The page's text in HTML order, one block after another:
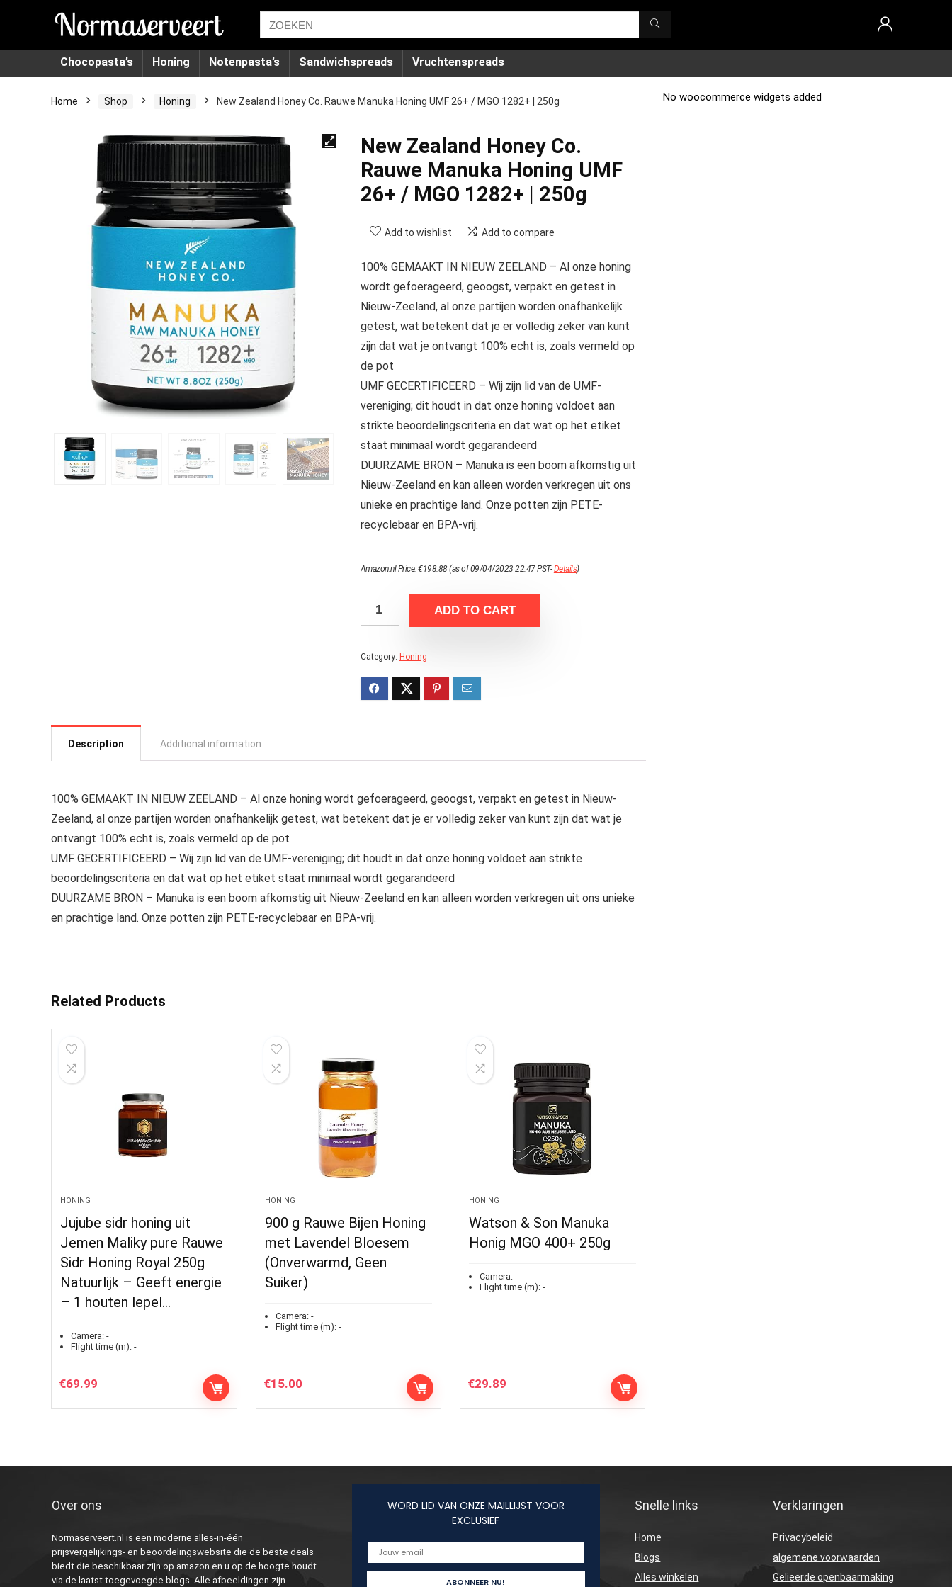
Chocopasta’s Honing Notenpasta’s Sandwichspreads Vruchtenspreads
Home Shop Honing New Zealand Honey Co. Rauwe Manuka Honing UMF 26+ / MGO 1282+ | 250g
New Zealand Honey Co.
Rauwe Manuka Honing UMF
26+ / MGO 1282+ | 250g
Add to wishlist Add to compare
100% GEMAAKT IN NIEUW ZEELAND – Al onze honing
wordt gefoerageerd, geoogst, verpakt en getest in
Nieuw-Zeeland, al onze partijen worden onafhankelijk
getest, wat betekent dat je er volledig zeker van kunt
zijn dat wat je ontvangt 100% echt is, zoals vermeld op
de pot
UMF GECERTIFICEERD – Wij zijn lid van de UMF-
vereniging; dit houdt in dat onze honing voldoet aan
strikte beoordelingscriteria en dat wat op het etiket
staat minimaal wordt gegarandeerd
DUURZAME BRON – Manuka is een boom afkomstig uit
Nieuw-Zeeland en kan alleen worden verkregen uit ons
unieke en prachtige land. Onze potten zijn PETE-
recyclebaar en BPA-vrij.
Amazon.nl Price:€198.88(as of 09/04/2023 22:47 PST-Details)
ADD TO CART
Category: Honing
Description Additional information
100% GEMAAKT IN NIEUW ZEELAND – Al onze honing wordt gefoerageerd, geoogst, verpakt en getest in Nieuw-
Zeeland, al onze partijen worden onafhankelijk getest, wat betekent dat je er volledig zeker van kunt zijn dat wat je
ontvangt 100% echt is, zoals vermeld op de pot
UMF GECERTIFICEERD – Wij zijn lid van de UMF-vereniging; dit houdt in dat onze honing voldoet aan strikte
beoordelingscriteria en dat wat op het etiket staat minimaal wordt gegarandeerd
DUURZAME BRON – Manuka is een boom afkomstig uit Nieuw-Zeeland en kan alleen worden verkregen uit ons unieke
en prachtige land. Onze potten zijn PETE-recyclebaar en BPA-vrij.
Related Products
HONING
Jujube sidr honing uit
Jemen Maliky pure Rauwe
Sidr Honing Royal 250g
Natuurlijk – Geeft energie
– 1 houten lepel…
Camera: -
Flight time (m): -
€69.99
HONING
900 g Rauwe Bijen Honing
met Lavendel Bloesem
(Onverwarmd, Geen
Suiker)
Camera:-
Flight time (m):-
€15.00
HONING
Watson & Son Manuka
Honig MGO 400+ 250g
Camera: -
Flight time (m): -
€29.89
No woocommerce widgets added
Over ons
Normaserveert.nl is een moderne alles-in-één
prijsvergelijkings- en beoordelingswebsite die de beste deals
biedt die beschikbaar zijn op amazon en u op de hoogte houdt
via de laatst toegevoegde blogs. Alle afbeeldingen zijn
WORD LID VAN ONZE MAILLIJST VOOR
EXCLUSIEF
Snelle links
Home
Blogs
Alles winkelen
Verklaringen
Privacybeleid
algemene voorwaarden
Gelieerde openbaarmaking